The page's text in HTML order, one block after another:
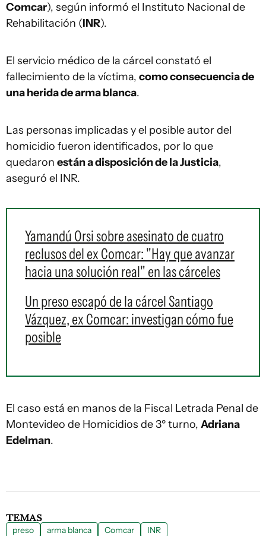
Comcar), según informó el Instituto Nacional de
Rehabilitación (INR).
El servicio médico de la cárcel constató el
fallecimiento de la víctima, como consecuencia de
una herida de arma blanca.
Las personas implicadas y el posible autor del
homicidio fueron identificados, por lo que
quedaron están a disposición de la Justicia,
aseguró el INR.
Yamandú Orsi sobre asesinato de cuatro
reclusos del ex Comcar: "Hay que avanzar
hacia una solución real" en las cárceles
Un preso escapó de la cárcel Santiago
Vázquez, ex Comcar: investigan cómo fue
posible
El caso está en manos de la Fiscal Letrada Penal de
Montevideo de Homicidios de 3º turno, Adriana
Edelman.
TEMAS
preso arma blanca Comcar INR